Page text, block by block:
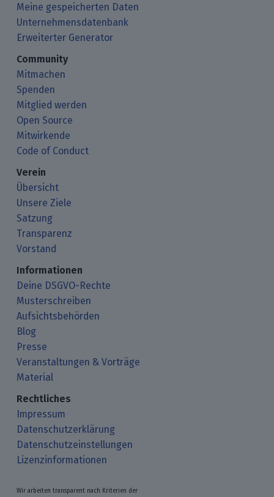
Meine gespeicherten Daten
Unternehmensdatenbank
Erweiterter Generator
Community
Mitmachen
Spenden
Mitglied werden
Open Source
Mitwirkende
Code of Conduct
Verein
Übersicht
Unsere Ziele
Satzung
Transparenz
Vorstand
Informationen
Deine DSGVO-Rechte
Musterschreiben
Aufsichtsbehörden
Blog
Presse
Veranstaltungen & Vorträge
Material
Rechtliches
Impressum
Datenschutzerklärung
Datenschutzeinstellungen
Lizenzinformationen
Wir arbeiten transparent nach Kriterien der